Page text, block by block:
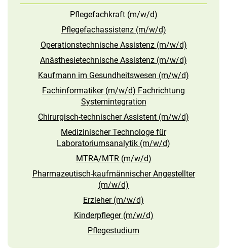
Pflegefachkraft (m/w/d)
Pflegefachassistenz (m/w/d)
Operationstechnische Assistenz (m/w/d)
Anästhesietechnische Assistenz (m/w/d)
Kaufmann im Gesundheitswesen (m/w/d)
Fachinformatiker (m/w/d) Fachrichtung
Systemintegration
Chirurgisch-technischer Assistent (m/w/d)
Medizinischer Technologe für
Laboratoriumsanalytik (m/w/d)
MTRA/MTR (m/w/d)
Pharmazeutisch-kaufmännischer Angestellter
(m/w/d)
Erzieher (m/w/d)
Kinderpfleger (m/w/d)
Pflegestudium